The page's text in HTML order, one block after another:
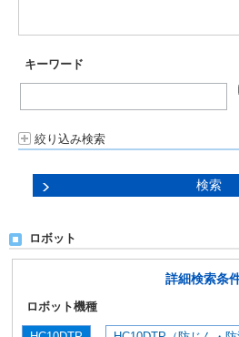
キーワード
絞り込み検索
ロボット
詳細検索条
ロボット機種